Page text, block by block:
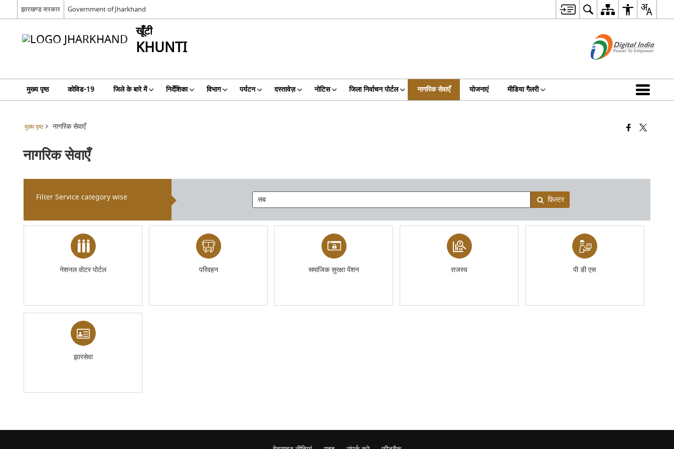
झारखण्ड सरकार Government of Jharkhand
खूँटी
KHUNTI
मुख्य पृष्ठ कोविड-19 जिले के बारे में निर्देशिका विभाग पर्यटन दस्तावेज़ नोटिस जिला निर्वाचन पोर्टल नागरिक सेवाएँ योजनाएं मीडिया गैलरी
मुख्य पृष्ठ नागरिक सेवाएँ
नागरिक सेवाएँ
Filter Service category wise फ़िल्टर
नेशनल वोटर पोर्टल परिवहन समाजिक सुरक्षा पेंशन राजस्व पी डी एस
झारसेवा